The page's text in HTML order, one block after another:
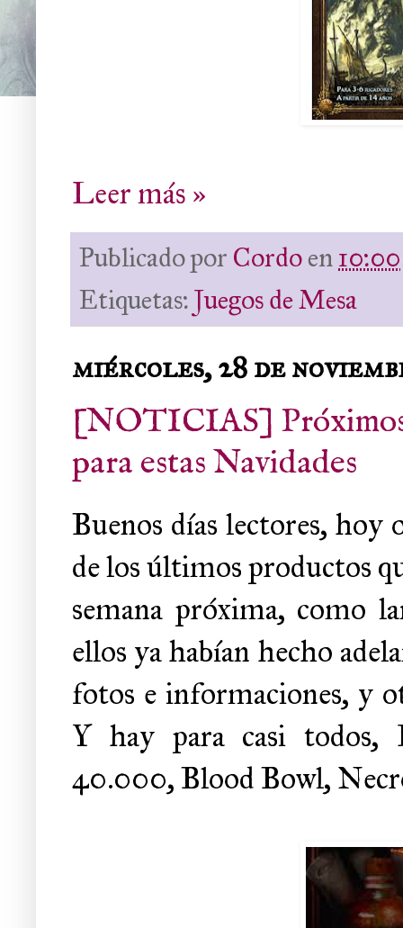
Leer más »
Publicado por Cordoen10:00
Etiquetas:Juegos de Mesa
miércoles, 28 de
[NOTICIAS] Próximos
para estas Navidades
Buenos días lectores,
de los últimos productos
semana próxima, como
ellos ya habían hecho
fotos e informaciones, y
Y hay para casi todos,
40.000, Blood Bowl,